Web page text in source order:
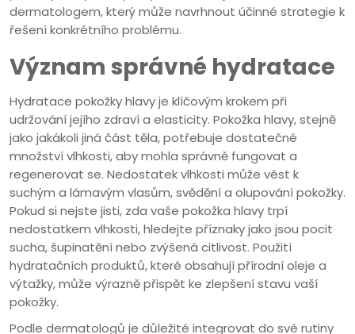
dermatologem, který může navrhnout účinné strategie k
řešení konkrétního problému.
Význam správné hydratace
Hydratace pokožky hlavy je klíčovým krokem při
udržování jejího zdraví a elasticity. Pokožka hlavy, stejně
jako jakákoli jiná část těla, potřebuje dostatečné
množství vlhkosti, aby mohla správně fungovat a
regenerovat se. Nedostatek vlhkosti může vést k
suchým a lámavým vlasům, svědění a olupování pokožky.
Pokud si nejste jisti, zda vaše pokožka hlavy trpí
nedostatkem vlhkosti, hledejte příznaky jako jsou pocit
sucha, šupinatění nebo zvýšená citlivost. Použití
hydratačních produktů, které obsahují přírodní oleje a
výtažky, může výrazně přispět ke zlepšení stavu vaší
pokožky.
Podle dermatologů je důležité integrovat do své rutiny